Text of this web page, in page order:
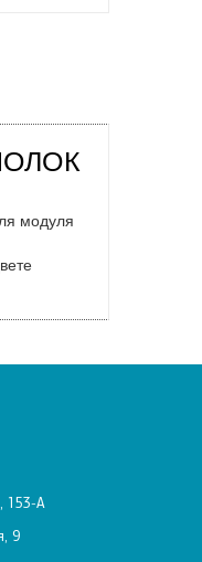
модуля
153-А
9